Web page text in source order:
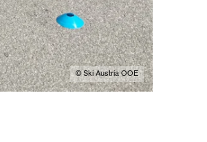
© Ski Austria OOE